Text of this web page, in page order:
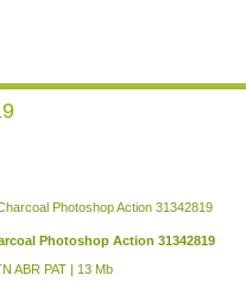
Photoshop Action 31342819
ABR PAT | 13 Mb